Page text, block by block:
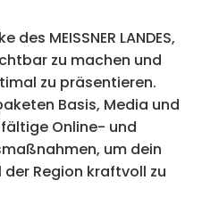
MEISSNER LANDES,
zu machen und
zu präsentieren.
Basis, Media und
Online- und
um dein
Region kraftvoll zu